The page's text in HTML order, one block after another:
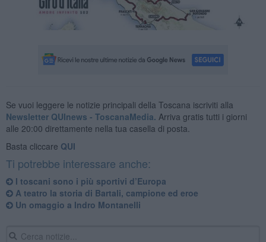
Se vuoi leggere le notizie principali della Toscana iscriviti alla
Newsletter QUInews - ToscanaMedia. Arriva gratis tutti i giorni
alle 20:00 direttamente nella tua casella di posta.
Basta cliccare QUI
Ti potrebbe interessare anche:
​I toscani sono i più sportivi d’Europa
A teatro la storia di Bartali, campione ed eroe
Un omaggio a Indro Montanelli